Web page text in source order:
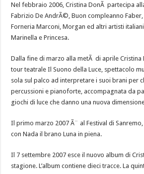
Nel febbraio 2006, Cristina DonÃ partecipa
Fabrizio De AndrÃ©, Buon compleanno
Forneria Marconi, Morgan ed altri artisti
Marinella e Princesa.
Dalla fine di marzo alla metÃ di aprile Cristina
tour teatrale Il Suono della Luce, spettacolo
sola sul palco ad interpretare i suoi brani per
percussioni e pianoforte, accompagnata da
giochi di luce che danno una nuova
Il primo marzo 2007 Ã¨ al Festival di
con Nada il brano Luna in piena.
Il 7 settembre 2007 esce il nuovo album di
stagione. L’album contiene dieci tracce. La